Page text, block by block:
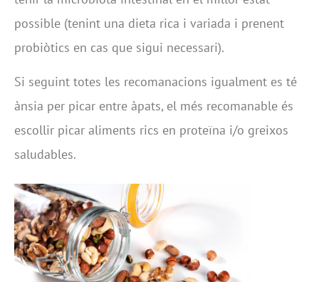
possible (tenint una dieta rica i variada i prenent
probiòtics en cas que sigui necessari).
Si seguint totes les recomanacions igualment es té
ànsia per picar entre àpats, el més recomanable és
escollir picar aliments rics en proteïna i/o greixos
saludables.